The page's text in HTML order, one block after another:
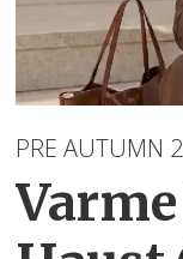
PRE AUTUMN